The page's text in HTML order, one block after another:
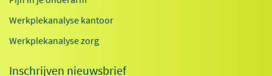
Werkplekanalyse kantoor
Werkplekanalyse zorg
Inschrijven nieuwsbrief